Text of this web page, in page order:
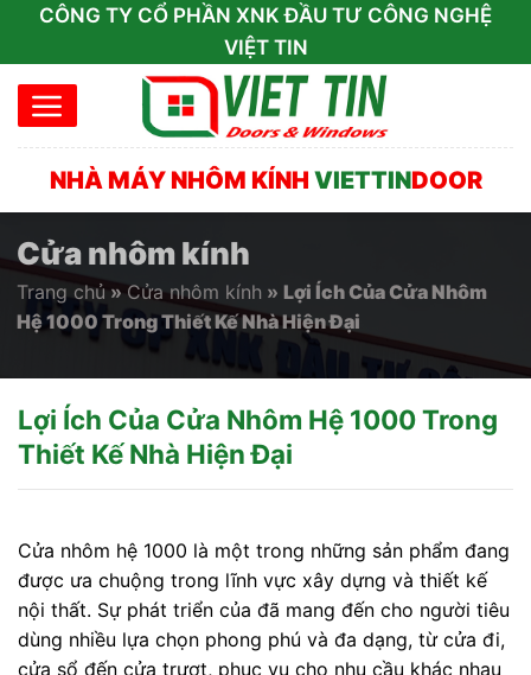
CÔNG TY CỔ PHẦN XNK ĐẦU TƯ CÔNG NGHỆ
VIỆT TIN
NHÀ MÁY NHÔM KÍNH VIETTINDOOR
Cửa nhôm kính
Trang chủ » Cửa nhôm kính » Lợi Ích Của Cửa Nhôm
Hệ 1000 Trong Thiết Kế Nhà Hiện Đại
Lợi Ích Của Cửa Nhôm Hệ 1000 Trong
Thiết Kế Nhà Hiện Đại
Cửa nhôm hệ 1000 là một trong những sản phẩm đang
được ưa chuộng trong lĩnh vực xây dựng và thiết kế
nội thất. Sự phát triển của đã mang đến cho người tiêu
dùng nhiều lựa chọn phong phú và đa dạng, từ cửa đi,
cửa sổ đến cửa trượt, phục vụ cho nhu cầu khác nhau